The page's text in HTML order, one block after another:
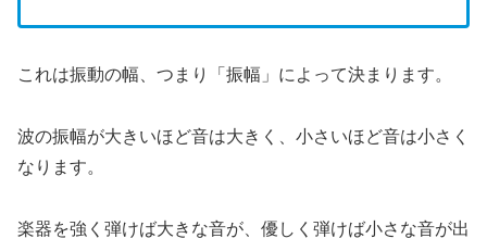
これは振動の幅、つまり「振幅」によって決まります。
波の振幅が大きいほど音は大きく、小さいほど音は小さく
なります。
楽器を強く弾けば大きな音が、優しく弾けば小さな音が出